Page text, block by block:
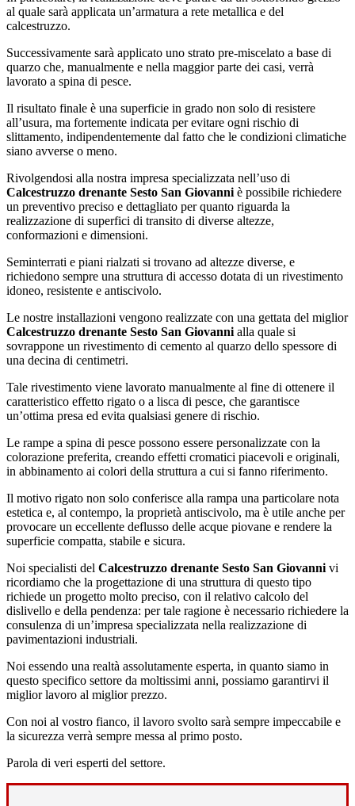
al quale sarà applicata un’armatura a rete metallica e del
calcestruzzo.
Successivamente sarà applicato uno strato pre-miscelato a base di
quarzo che, manualmente e nella maggior parte dei casi, verrà
lavorato a spina di pesce.
Il risultato finale è una superficie in grado non solo di resistere
all’usura, ma fortemente indicata per evitare ogni rischio di
slittamento, indipendentemente dal fatto che le condizioni climatiche
siano avverse o meno.
Rivolgendosi alla nostra impresa specializzata nell’uso di
Calcestruzzo drenante Sesto San Giovanni è possibile richiedere
un preventivo preciso e dettagliato per quanto riguarda la
realizzazione di superfici di transito di diverse altezze,
conformazioni e dimensioni.
Seminterrati e piani rialzati si trovano ad altezze diverse, e
richiedono sempre una struttura di accesso dotata di un rivestimento
idoneo, resistente e antiscivolo.
Le nostre installazioni vengono realizzate con una gettata del miglior
Calcestruzzo drenante Sesto San Giovanni alla quale si
sovrappone un rivestimento di cemento al quarzo dello spessore di
una decina di centimetri.
Tale rivestimento viene lavorato manualmente al fine di ottenere il
caratteristico effetto rigato o a lisca di pesce, che garantisce
un’ottima presa ed evita qualsiasi genere di rischio.
Le rampe a spina di pesce possono essere personalizzate con la
colorazione preferita, creando effetti cromatici piacevoli e originali,
in abbinamento ai colori della struttura a cui si fanno riferimento.
Il motivo rigato non solo conferisce alla rampa una particolare nota
estetica e, al contempo, la proprietà antiscivolo, ma è utile anche per
provocare un eccellente deflusso delle acque piovane e rendere la
superficie compatta, stabile e sicura.
Noi specialisti del Calcestruzzo drenante Sesto San Giovanni vi
ricordiamo che la progettazione di una struttura di questo tipo
richiede un progetto molto preciso, con il relativo calcolo del
dislivello e della pendenza: per tale ragione è necessario richiedere la
consulenza di un’impresa specializzata nella realizzazione di
pavimentazioni industriali.
Noi essendo una realtà assolutamente esperta, in quanto siamo in
questo specifico settore da moltissimi anni, possiamo garantirvi il
miglior lavoro al miglior prezzo.
Con noi al vostro fianco, il lavoro svolto sarà sempre impeccabile e
la sicurezza verrà sempre messa al primo posto.
Parola di veri esperti del settore.